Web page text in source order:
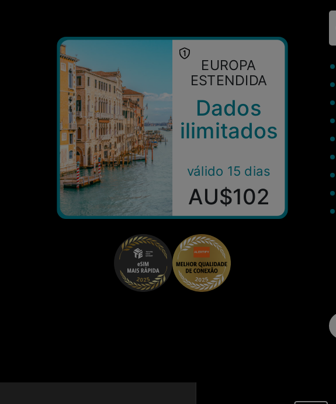
EUROPA
ESTENDIDA
Dados
ilimitados
válido 15 dias
AU$102